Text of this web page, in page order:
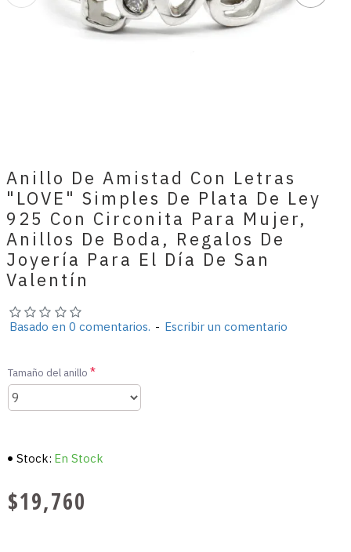
Anillo De Amistad Con Letras
"LOVE" Simples De Plata De Ley
925 Con Circonita Para Mujer,
Anillos De Boda, Regalos De
Joyería Para El Día De San
Valentín
Basado en 0 comentarios. - Escribir un comentario
$19,760
Stock: En Stock
Tamaño del anillo